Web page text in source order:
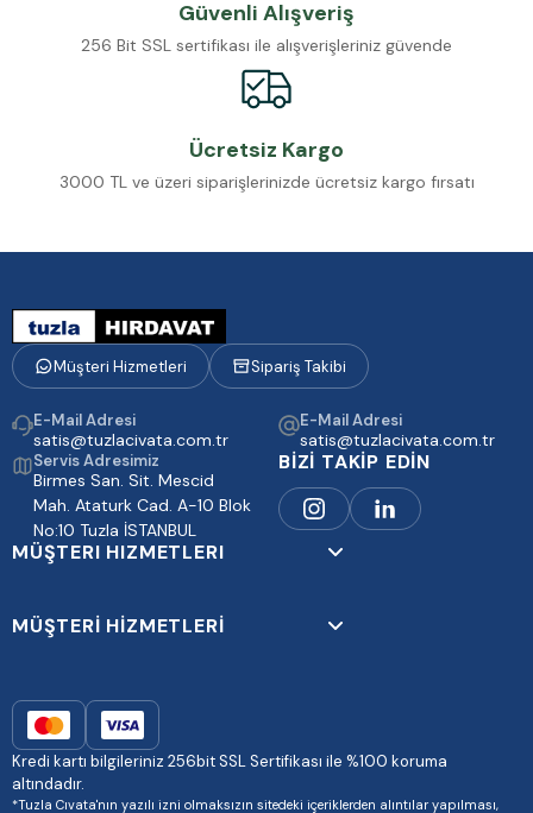
Güvenli Alışveriş
256 Bit SSL sertifikası ile alışverişleriniz güvende
Ücretsiz Kargo
3000 TL ve üzeri siparişlerinizde ücretsiz kargo fırsatı
Müşteri Hizmetleri Sipariş Takibi
E-Mail Adresi
satis@tuzlacivata.com.tr
E-Mail Adresi
satis@tuzlacivata.com.tr
Servis Adresimiz
Birmes San. Sit. Mescid
Mah. Ataturk Cad. A-10 Blok
No:10 Tuzla İSTANBUL
BİZİ TAKİP EDİN
MÜŞTERI HIZMETLERI
MÜŞTERİ HİZMETLERİ
Kredi kartı bilgileriniz 256bit SSL Sertifikası ile %100 koruma
altındadır.
*Tuzla Cıvata'nın yazılı izni olmaksızın sitedeki içeriklerden alıntılar yapılması,